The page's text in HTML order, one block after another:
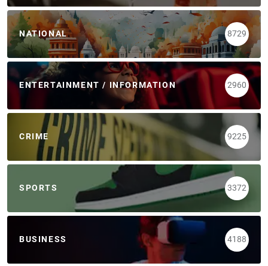
NATIONAL 8729
ENTERTAINMENT / INFORMATION 2960
CRIME 9225
SPORTS 3372
BUSINESS 4188